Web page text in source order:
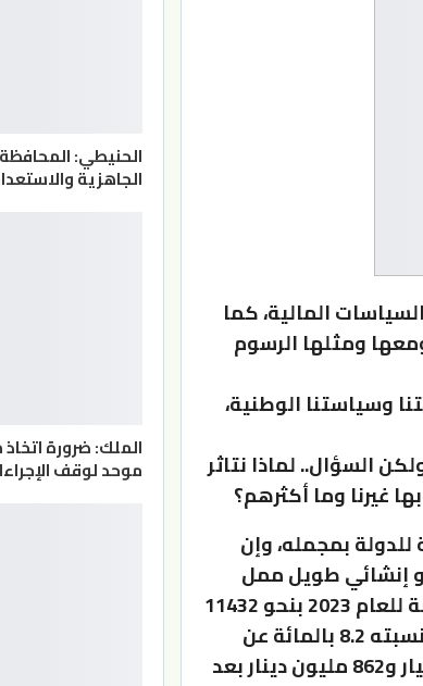
المالية، كما
ومثلها الرسوم
وسياستنا الوطنية،
السؤال.. لماذا نتاثر
غيرنا وما أكثرهم؟
بمجمله، وإن
إنشائي طويل ممل
ومخيب للامال، وخلاصتة.. “، بأنه قدرت النفقات العامة للعام 2023 بنحو 11432
مليون دينار، وبإرتفاع مقداره 871 مليون دينار، أو ما نسبته 8.2 بالمائة عن
مستواها لعام 2022، وأما العجز المتكرر فسيبلغ مليار و862 مليون دينار بعد
الحنيطي:
الجاهزية
الملك: ضرورة
موحد لوقف